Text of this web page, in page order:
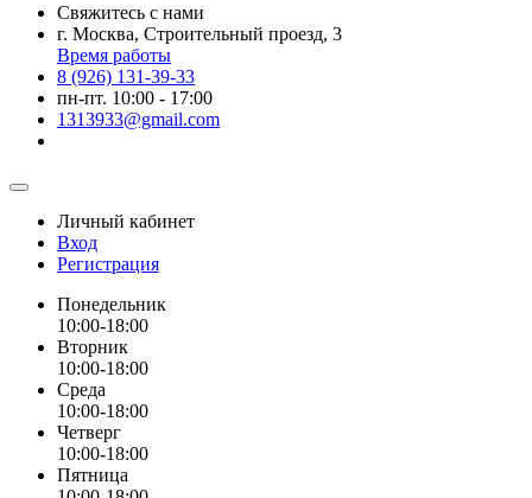
Свяжитесь с нами
г. Москва, Строительный проезд, 3
Время работы
8 (926) 131-39-33
пн-пт. 10:00 - 17:00
1313933@gmail.com
Личный кабинет
Вход
Регистрация
Понедельник
10:00-18:00
Вторник
10:00-18:00
Среда
10:00-18:00
Четверг
10:00-18:00
Пятница